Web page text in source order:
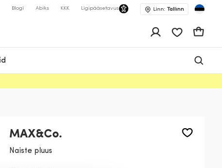
Blogi Abiks KKK Ligipääsetavus Linn: Tallinn
MAX&Co.
Naiste pluus